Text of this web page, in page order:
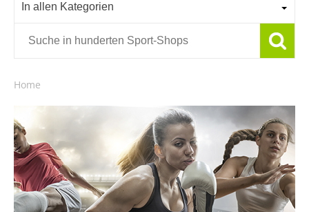
In allen Kategorien
Home